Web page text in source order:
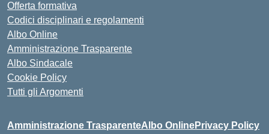
Offerta formativa
Codici disciplinari e regolamenti
Albo Online
Amministrazione Trasparente
Albo Sindacale
Cookie Policy
Tutti gli Argomenti
Amministrazione TrasparenteAlbo OnlinePrivacy Policy